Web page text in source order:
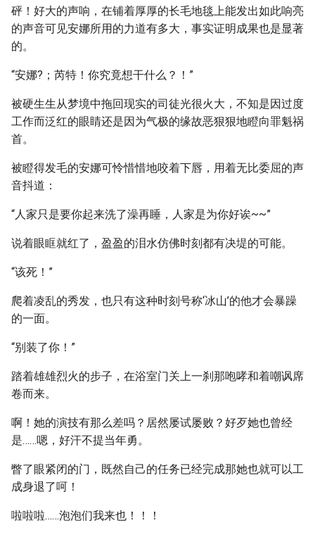
砰！好大的声响，在铺着厚厚的长毛地毯上能发出如此响亮
的声音可见安娜所用的力道有多大，事实证明成果也是显著
的。
“安娜?；芮特！你究竟想干什么？！”
被硬生生从梦境中拖回现实的司徒光很火大，不知是因过度
工作而泛红的眼睛还是因为气极的缘故恶狠狠地瞪向罪魁祸
首。
被瞪得发毛的安娜可怜惜惜地咬着下唇，用着无比委屈的声
音抖道：
“人家只是要你起来洗了澡再睡，人家是为你好诶~~”
说着眼眶就红了，盈盈的泪水仿佛时刻都有决堤的可能。
“该死！”
爬着凌乱的秀发，也只有这种时刻号称‘冰山’的他才会暴躁
的一面。
“别装了你！”
踏着雄雄烈火的步子，在浴室门关上一刹那咆哮和着嘲讽席
卷而来。
啊！她的演技有那么差吗？居然屡试屡败？好歹她也曾经
是……嗯，好汗不提当年勇。
瞥了眼紧闭的门，既然自己的任务已经完成那她也就可以工
成身退了呵！
啦啦啦……泡泡们我来也！！！